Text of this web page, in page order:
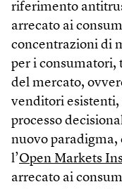
riferimento
arrecato ai
concentrazioni di
per i consumatori,
del mercato,
venditori esistenti,
processo
nuovo paradigma,
l’Open Markets
arrecato ai